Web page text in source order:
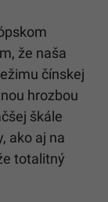
že naša
čínskej
hrozbou
škále
ako aj na
totalitný